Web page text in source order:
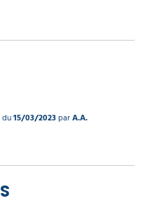
du15/03/2023parA.A.